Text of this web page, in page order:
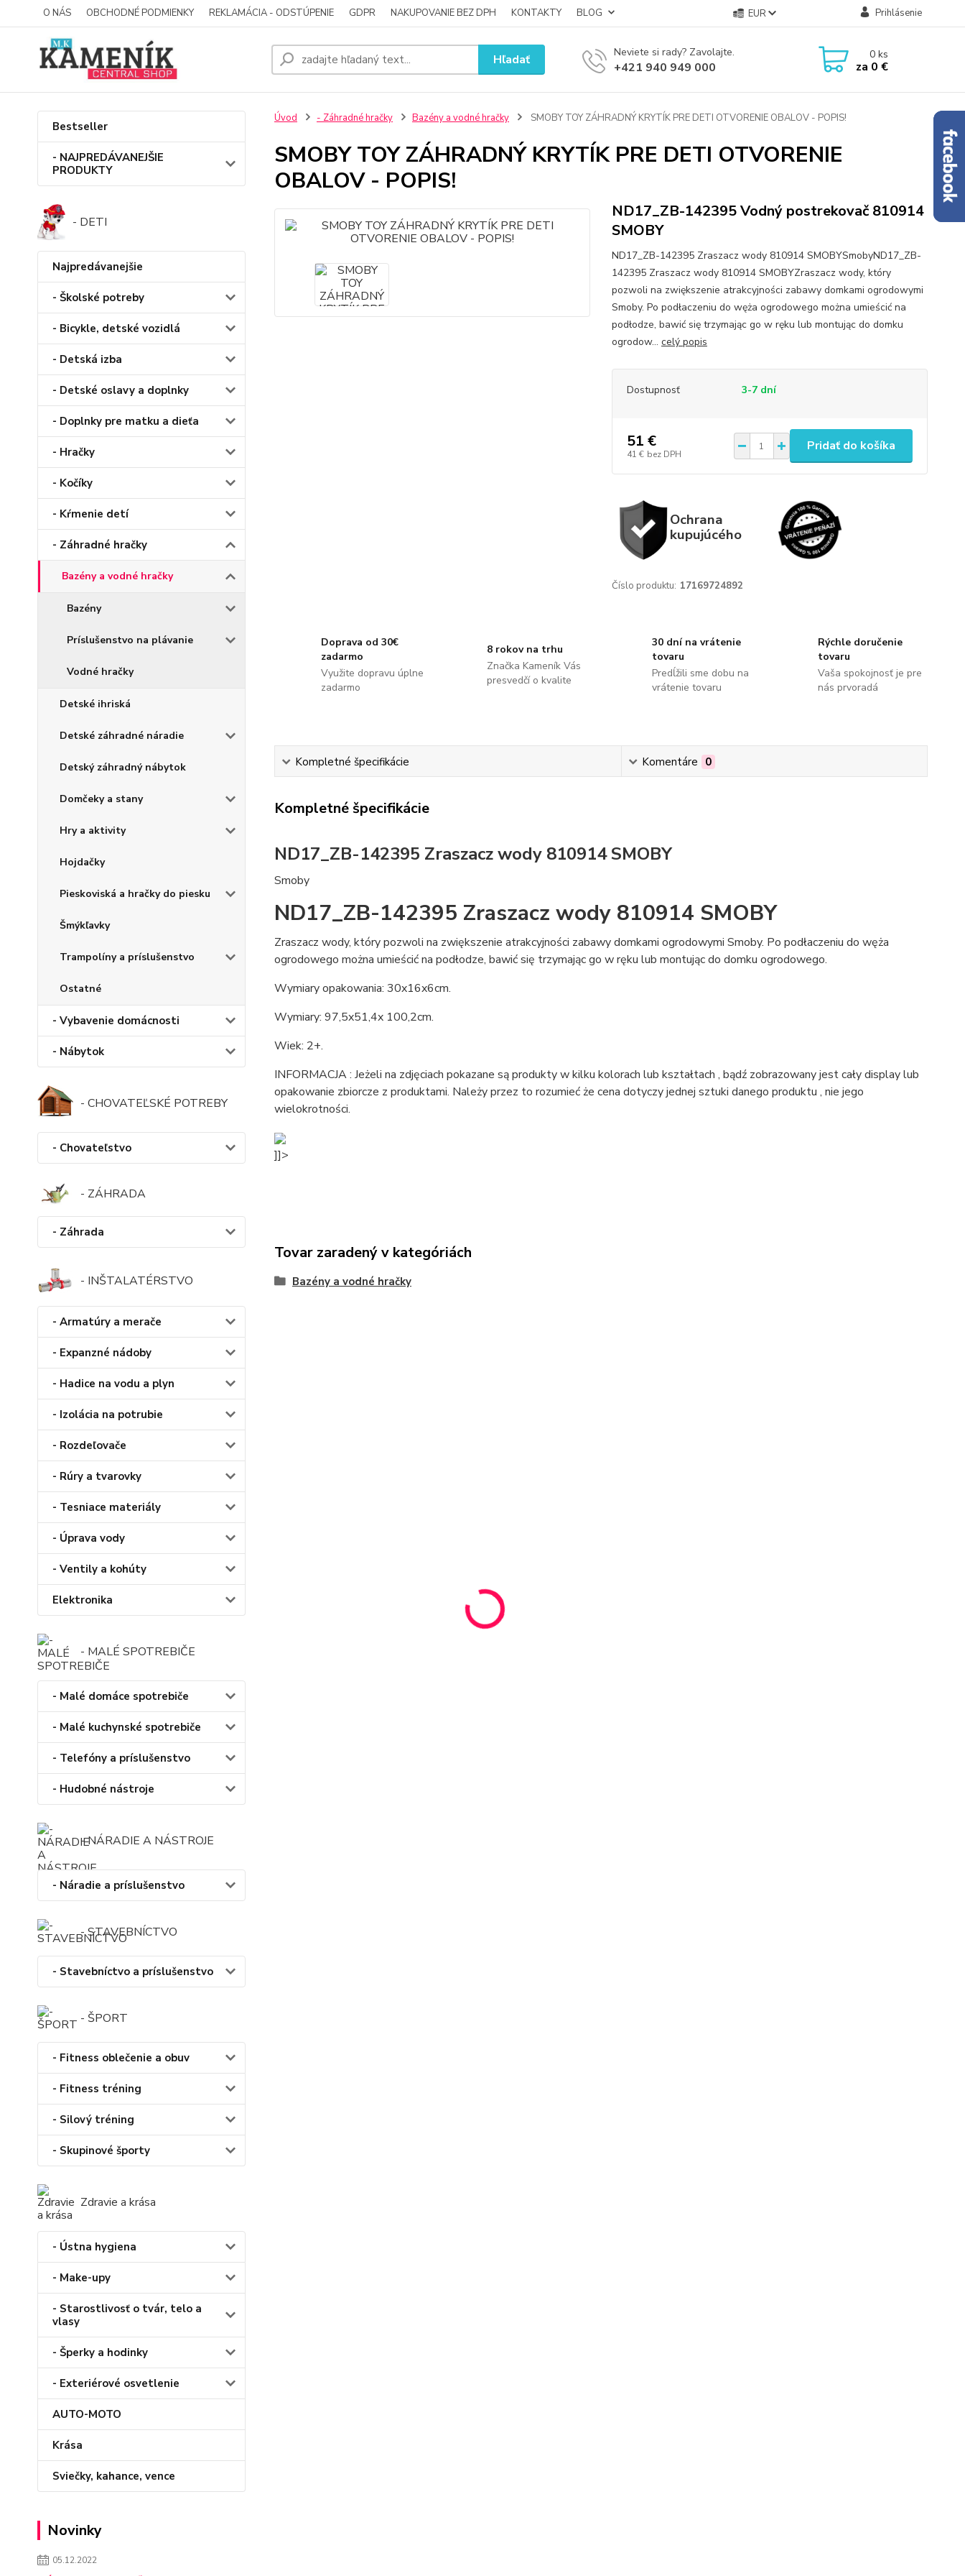
O NÁS OBCHODNÉ PODMIENKY REKLAMÁCIA - ODSTÚPENIE GDPR NAKUPOVANIE BEZ DPH KONTAKTY BLOG EUR Prihlásenie
Hľadať Neviete si rady? Zavolajte.
+421 940 949 000
0ks
za 0 €
Bestseller
- NAJPREDÁVANEJŠIE
PRODUKTY
- DETI
Najpredávanejšie
- Školské potreby
- Bicykle, detské vozidlá
- Detská izba
- Detské oslavy a doplnky
- Doplnky pre matku a dieťa
- Hračky
- Kočíky
- Kŕmenie detí
- Záhradné hračky
Bazény a vodné hračky
Bazény
Príslušenstvo na plávanie
Vodné hračky
Detské ihriská
Detské záhradné náradie
Detský záhradný nábytok
Domčeky a stany
Hry a aktivity
Hojdačky
Pieskoviská a hračky do piesku
Šmýkľavky
Trampolíny a príslušenstvo
Ostatné
- Vybavenie domácnosti
- Nábytok
- CHOVATEĽSKÉ POTREBY
- Chovateľstvo
- ZÁHRADA
- Záhrada
- INŠTALATÉRSTVO
- Armatúry a merače
- Expanzné nádoby
- Hadice na vodu a plyn
- Izolácia na potrubie
- Rozdeľovače
- Rúry a tvarovky
- Tesniace materiály
- Úprava vody
- Ventily a kohúty
Elektronika
- MALÉ SPOTREBIČE
- Malé domáce spotrebiče
- Malé kuchynské spotrebiče
- Telefóny a príslušenstvo
- Hudobné nástroje
- NÁRADIE A NÁSTROJE
- Náradie a príslušenstvo
- STAVEBNÍCTVO
- Stavebníctvo a príslušenstvo
- ŠPORT
- Fitness oblečenie a obuv
- Fitness tréning
- Silový tréning
- Skupinové športy
Zdravie a krása
- Ústna hygiena
- Make-upy
- Starostlivosť o tvár, telo a
vlasy
- Šperky a hodinky
- Exteriérové osvetlenie
AUTO-MOTO
Krása
Sviečky, kahance, vence
Novinky
05.12.2022
Úvod - Záhradné hračky Bazény a vodné hračky SMOBY TOY ZÁHRADNÝ KRYTÍK PRE DETI OTVORENIE OBALOV - POPIS!
SMOBY TOY ZÁHRADNÝ KRYTÍK PRE DETI OTVORENIE
OBALOV - POPIS!
ND17_ZB-142395 Vodný postrekovač 810914
SMOBY
ND17_ZB-142395 Zraszacz wody 810914 SMOBYSmobyND17_ZB-
142395 Zraszacz wody 810914 SMOBYZraszacz wody, który
pozwoli na zwiększenie atrakcyjności zabawy domkami ogrodowymi
Smoby. Po podłaczeniu do węża ogrodowego można umieścić na
podłodze, bawić się trzymając go w ręku lub montując do domku
ogrodow... celý popis
Dostupnosť 3-7 dní
51 €
41 € bez DPH
Pridať do košíka
Ochrana
kupujúcého
Číslo produktu: 17169724892
Doprava od 30€
zadarmo
Využite dopravu úplne
zadarmo
8 rokov na trhu
Značka Kameník Vás
presvedčí o kvalite
30 dní na vrátenie
tovaru
Predĺžili sme dobu na
vrátenie tovaru
Rýchle doručenie
tovaru
Vaša spokojnosť je pre
nás prvoradá
Kompletné špecifikácie Komentáre 0
Kompletné špecifikácie
ND17_ZB-142395 Zraszacz wody 810914 SMOBY
Smoby
ND17_ZB-142395 Zraszacz wody 810914 SMOBY
Zraszacz wody, który pozwoli na zwiększenie atrakcyjności zabawy domkami ogrodowymi Smoby. Po podłaczeniu do węża
ogrodowego można umieścić na podłodze, bawić się trzymając go w ręku lub montując do domku ogrodowego.
Wymiary opakowania: 30x16x6cm.
Wymiary: 97,5x51,4x 100,2cm.
Wiek: 2+.
INFORMACJA : Jeżeli na zdjęciach pokazane są produkty w kilku kolorach lub kształtach , bądź zobrazowany jest cały display lub
opakowanie zbiorcze z produktami. Należy przez to rozumieć że cena dotyczy jednej sztuki danego produktu , nie jego
wielokrotności.
]]>
Tovar zaradený v kategóriách
Bazény a vodné hračky